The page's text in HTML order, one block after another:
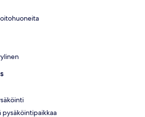
pysäköintipaikkaa